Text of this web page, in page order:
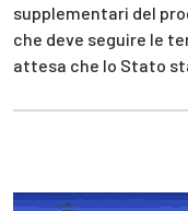
supplementari del
che deve seguire le
attesa che lo Stato